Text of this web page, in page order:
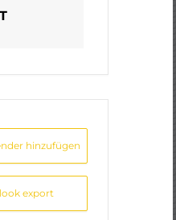
hinzufügen
export